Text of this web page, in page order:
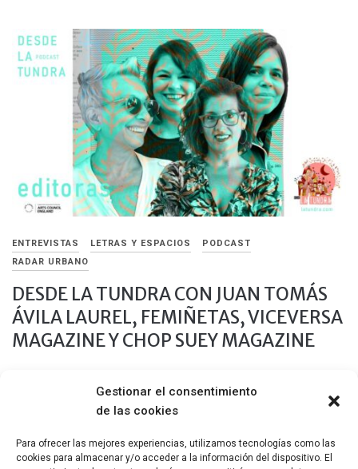
Gestionar el consentimiento
de las cookies
Para ofrecer las mejores experiencias, utilizamos tecnologías como las
cookies para almacenar y/o acceder a la información del dispositivo. El
ENTREVISTAS LETRAS Y ESPACIOS
PODCAST
RADAR URBANO
DESDE LA TUNDRA CON JUAN TOMÁS
ÁVILA LAUREL, FEMIÑETAS, VICEVERSA
MAGAZINE Y CHOP SUEY MAGAZINE
Juan Tomás Avila Laurel, Mariza Bafile (ViceVersa Magazine),
en conversación